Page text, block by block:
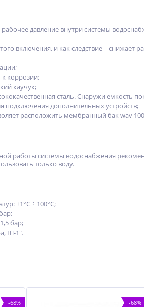
давление внутри системы
включения, и как следствие – снижает
к коррозии;
каучук;
сталь. Снаружи емкость
подключения дополнительных устройств;
расположить мембранный бак wav
работы системы водоснабжения
только воду.
+1°С ÷ 100°С;
бар;
Ш-1″.
-68% -68%